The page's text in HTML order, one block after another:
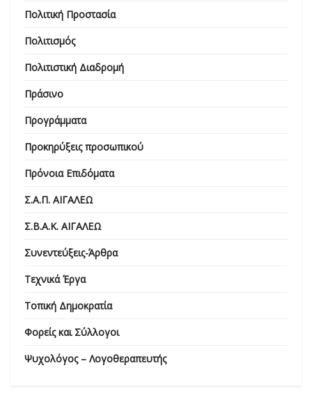
Πολιτική Προστασία
Πολιτισμός
Πολιτιστική Διαδρομή
Πράσινο
Προγράμματα
Προκηρύξεις προσωπικού
Πρόνοια Επιδόματα
Σ.Α.Π. ΑΙΓΑΛΕΩ
Σ.Β.Α.Κ. ΑΙΓΑΛΕΩ
Συνεντεύξεις-Άρθρα
Τεχνικά Έργα
Τοπική Δημοκρατία
Φορείς και Σύλλογοι
Ψυχολόγος – Λογοθεραπευτής